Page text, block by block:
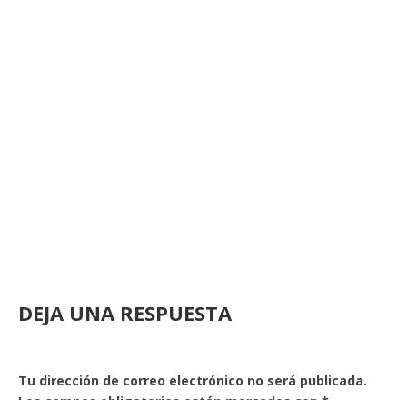
DEJA UNA RESPUESTA
Tu dirección de correo electrónico no será publicada.